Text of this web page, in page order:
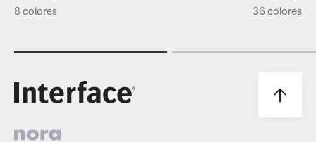
8 colores 36 colores